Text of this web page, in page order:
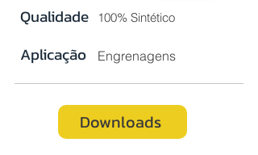
Qualidade 100% Sintético
Aplicação Engrenagens
Downloads